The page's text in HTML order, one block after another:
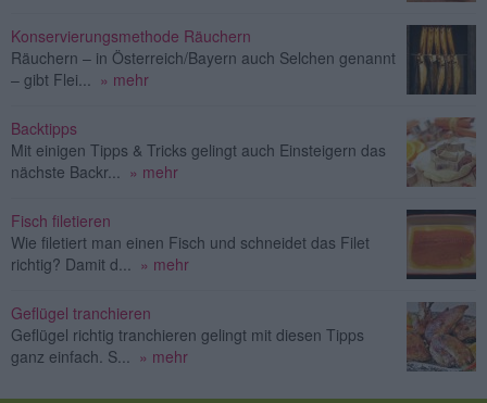
Konservierungsmethode Räuchern
Räuchern – in Österreich/Bayern auch Selchen genannt
– gibt Flei... » mehr
Backtipps
Mit einigen Tipps & Tricks gelingt auch Einsteigern das
nächste Backr... » mehr
Fisch filetieren
Wie filetiert man einen Fisch und schneidet das Filet
richtig? Damit d... » mehr
Geflügel tranchieren
Geflügel richtig tranchieren gelingt mit diesen Tipps
ganz einfach. S... » mehr